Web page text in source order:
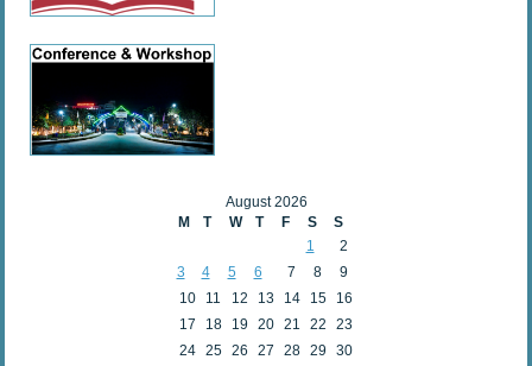
August 2026
M
T W T F S
S
1
2
3
4 5 6 7 8
9
10
11 12 13 14 15
16
17
18 19 20 21 22
23
24 25 26 27 28 29
30